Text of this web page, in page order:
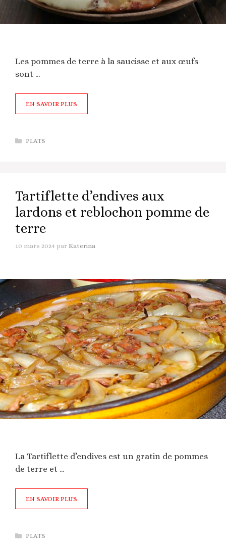
Les pommes de terre à la saucisse et aux œufs
sont …
EN SAVOIR PLUS
Catégories
PLATS
Tartiflette d’endives aux
lardons et reblochon pomme de
terre
10 mars 2024 par Katerina
La Tartiflette d’endives est un gratin de pommes
de terre et …
EN SAVOIR PLUS
Catégories
PLATS